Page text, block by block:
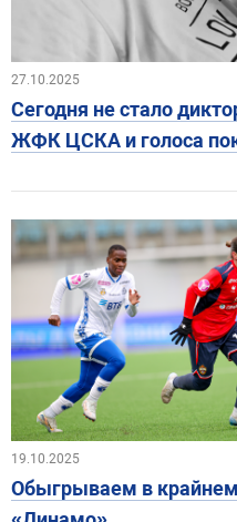
27.10.2025
Сегодня не стало
ЖФК ЦСКА и голоса
19.10.2025
Обыгрываем в